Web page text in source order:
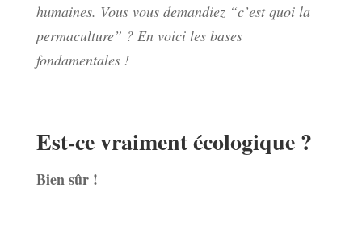
humaines. Vous vous demandiez “c’est quoi la
permaculture” ? En voici les bases
fondamentales !
Est-ce vraiment écologique ?
Bien sûr !